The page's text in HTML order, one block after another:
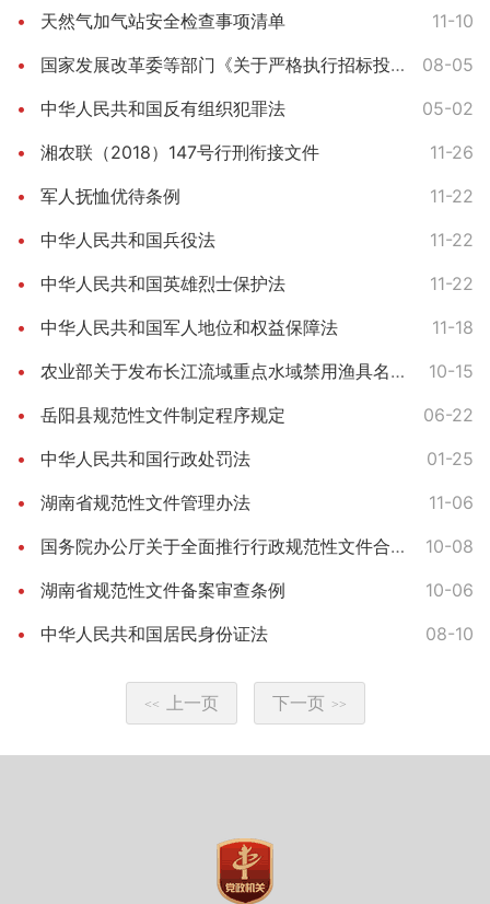
天然气加气站安全检查事项清单
11-10
国家发展改革委等部门《关于严格执行招标投标法规制度进一步规范招标投标主体行为的若干意见》
08-05
中华人民共和国反有组织犯罪法
05-02
湘农联（2018）147号行刑衔接文件
11-26
军人抚恤优待条例
11-22
中华人民共和国兵役法
11-22
中华人民共和国英雄烈士保护法
11-22
中华人民共和国军人地位和权益保障法
11-18
农业部关于发布长江流域重点水域禁用渔具名录的通告（2021）4号
10-15
岳阳县规范性文件制定程序规定
06-22
中华人民共和国行政处罚法
01-25
湖南省规范性文件管理办法
11-06
国务院办公厅关于全面推行行政规范性文件合法性审核机制的指导意见
10-08
湖南省规范性文件备案审查条例
10-06
中华人民共和国居民身份证法
08-10
<< 上一页 下一页 >>